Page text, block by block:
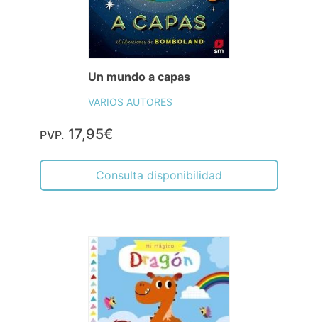
Un mundo a capas
VARIOS AUTORES
PVP. 17,95€
Consulta disponibilidad